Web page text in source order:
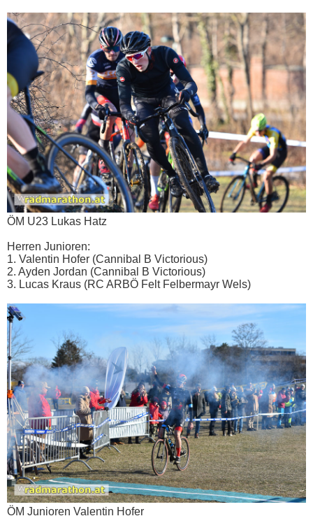
ÖM U23 Lukas Hatz
Herren Junioren:
1. Valentin Hofer (Cannibal B Victorious)
2. Ayden Jordan (Cannibal B Victorious)
3. Lucas Kraus (RC ARBÖ Felt Felbermayr Wels)
ÖM Junioren Valentin Hofer